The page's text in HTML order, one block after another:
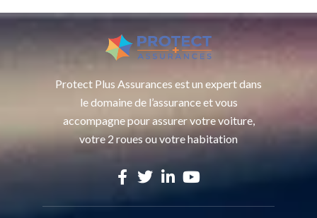
Protect Plus Assurances est un expert dans
le domaine de l’assurance et vous
accompagne pour assurer votre voiture,
votre 2 roues ou votre habitation